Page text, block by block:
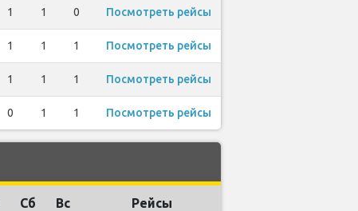
1 1 0 Посмотреть рейсы
1 1 1 Посмотреть рейсы
1 1 1 Посмотреть рейсы
0 1 1 Посмотреть рейсы
Сб Вс Рейсы